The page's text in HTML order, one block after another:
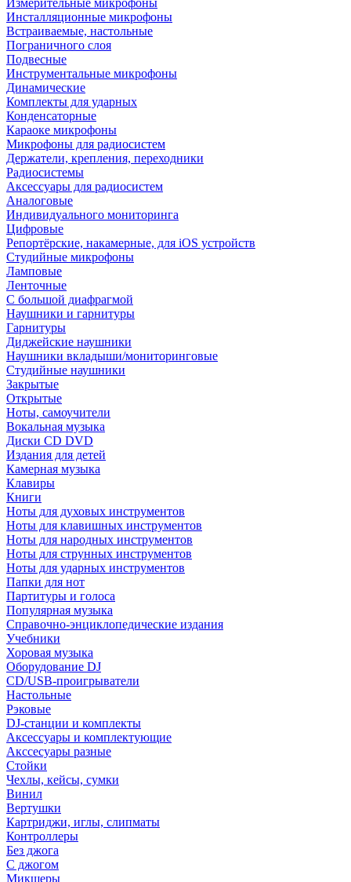
Измерительные микрофоны
Инсталляционные микрофоны
Встраиваемые, настольные
Пограничного слоя
Подвесные
Инструментальные микрофоны
Динамические
Комплекты для ударных
Конденсаторные
Караоке микрофоны
Микрофоны для радиосистем
Держатели, крепления, переходники
Радиосистемы
Аксессуары для радиосистем
Аналоговые
Индивидуального мониторинга
Цифровые
Репортёрские, накамерные, для iOS устройств
Студийные микрофоны
Ламповые
Ленточные
С большой диафрагмой
Наушники и гарнитуры
Гарнитуры
Диджейские наушники
Наушники вкладыши/мониторинговые
Студийные наушники
Закрытые
Открытые
Ноты, самоучители
Вокальная музыка
Диски CD DVD
Издания для детей
Камерная музыка
Клавиры
Книги
Ноты для духовых инструментов
Ноты для клавишных инструментов
Ноты для народных инструментов
Ноты для струнных инструментов
Ноты для ударных инструментов
Папки для нот
Партитуры и голоса
Популярная музыка
Справочно-энциклопедические издания
Учебники
Хоровая музыка
Оборудование DJ
CD/USB-проигрыватели
Настольные
Рэковые
DJ-станции и комплекты
Аксессуары и комплектующие
Акссесуары разные
Стойки
Чехлы, кейсы, сумки
Винил
Вертушки
Картриджи, иглы, слипматы
Контроллеры
Без джога
С джогом
Микшеры